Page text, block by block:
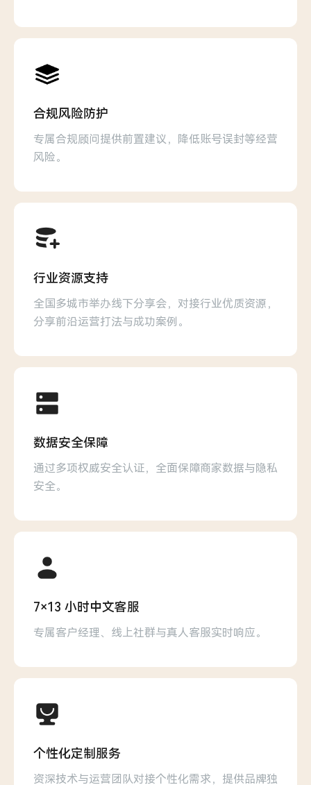
合规风险防护
专属合规顾问提供前置建议，降低账号误封等经营
风险。
行业资源支持
全国多城市举办线下分享会，对接行业优质资源，
分享前沿运营打法与成功案例。
数据安全保障
通过多项权威安全认证，全面保障商家数据与隐私
安全。
7×13 小时中文客服
专属客户经理、线上社群与真人客服实时响应。
个性化定制服务
资深技术与运营团队对接个性化需求，提供品牌独